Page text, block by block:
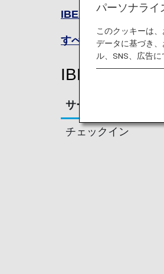
IBEXエアラインズの
すべての提携航空会
IBEXエアラ
サービス
チェックイン
パーソナライ
このクッキーは
データに基づき
ル、SNS、広告に